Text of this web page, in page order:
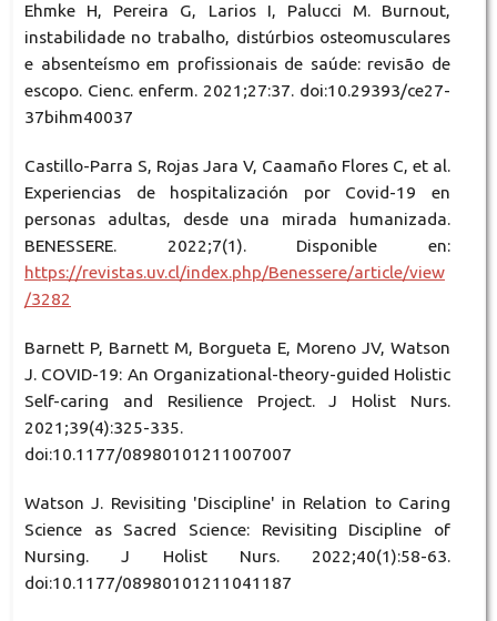
Ehmke H, Pereira G, Larios I, Palucci M. Burnout,
instabilidade no trabalho, distúrbios osteomusculares
e absenteísmo em profissionais de saúde: revisão de
escopo. Cienc. enferm. 2021;27:37. doi:10.29393/ce27-
37bihm40037
Castillo-Parra S, Rojas Jara V, Caamaño Flores C, et al.
Experiencias de hospitalización por Covid-19 en
personas adultas, desde una mirada humanizada.
BENESSERE. 2022;7(1). Disponible en:
https://revistas.uv.cl/index.php/Benessere/article/view
/3282
Barnett P, Barnett M, Borgueta E, Moreno JV, Watson
J. COVID-19: An Organizational-theory-guided Holistic
Self-caring and Resilience Project. J Holist Nurs.
2021;39(4):325-335.
doi:10.1177/08980101211007007
Watson J. Revisiting 'Discipline' in Relation to Caring
Science as Sacred Science: Revisiting Discipline of
Nursing. J Holist Nurs. 2022;40(1):58-63.
doi:10.1177/08980101211041187